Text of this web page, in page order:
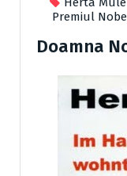
Premiul
Doamna